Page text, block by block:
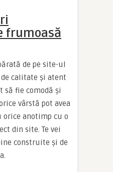
frumoasă
de pe site-ul
calitate şi atent
să fie comodă şi
vârstă pot avea
anotimp cu o
din site. Te vei
construite şi de